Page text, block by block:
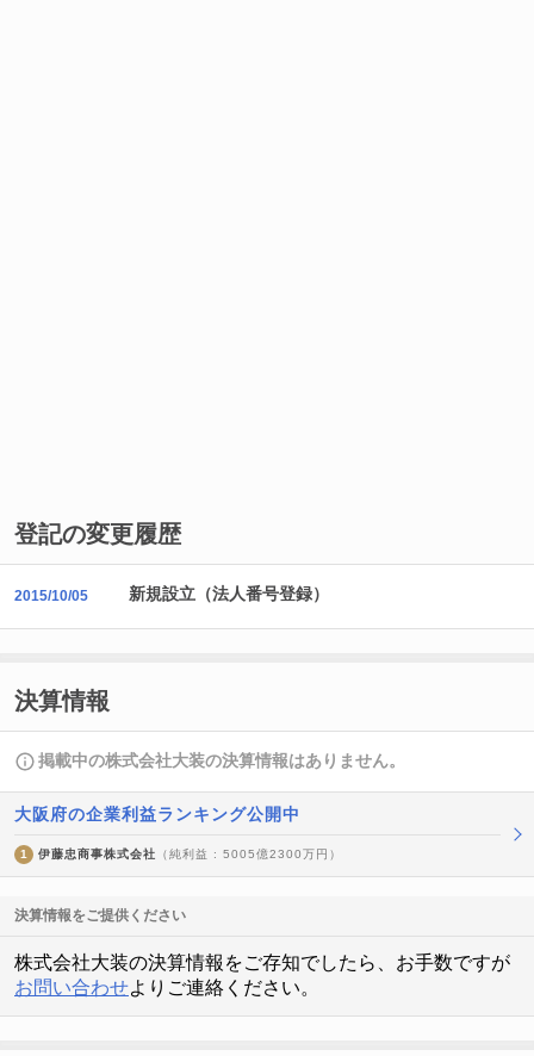
登記の変更履歴
2015/10/05 新規設立（法人番号登録）
決算情報
掲載中の株式会社大装の決算情報はありません。
大阪府の企業利益ランキング公開中
1 伊藤忠商事株式会社 （純利益 : 5005億2300万円）
決算情報をご提供ください
株式会社大装の決算情報をご存知でしたら、お手数ですが
お問い合わせよりご連絡ください。